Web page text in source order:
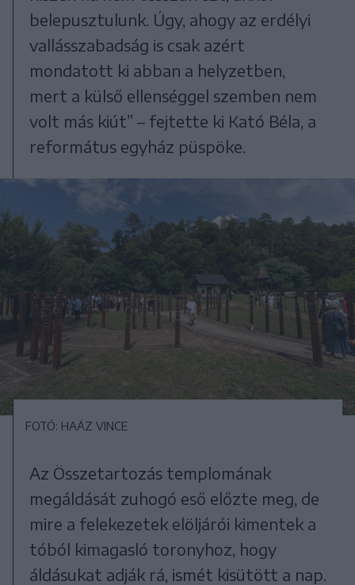
belepusztulunk. Úgy, ahogy az erdélyi
vallásszabadság is csak azért
mondatott ki abban a helyzetben,
mert a külső ellenséggel szemben nem
volt más kiút” – fejtette ki Kató Béla, a
református egyház püspöke.
FOTÓ: HAÁZ VINCE
Az Összetartozás templomának
megáldását zuhogó eső előzte meg, de
mire a felekezetek elöljárói kimentek a
tóból kimagasló toronyhoz, hogy
áldásukat adják rá, ismét kisütött a nap.